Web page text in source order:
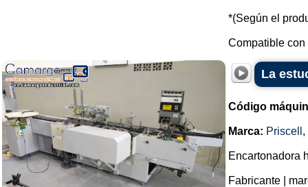
*(Según el
Compatible con
La
Código
Marca: Priscell ,
Encartonadora
Fabricante |